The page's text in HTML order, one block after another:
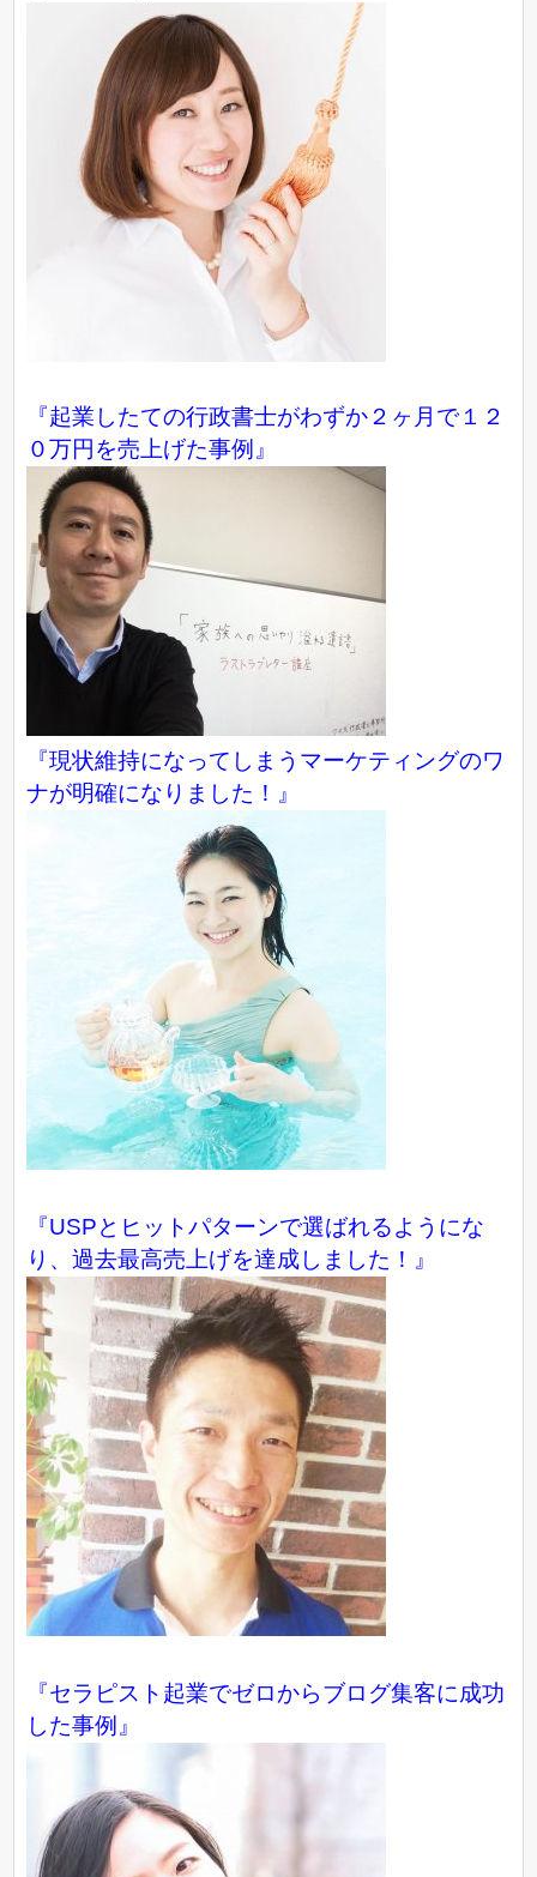
『起業したての行政書士がわずか２ヶ月で１２
０万円を売上げた事例』
『現状維持になってしまうマーケティングのワ
ナが明確になりました！』
『USPとヒットパターンで選ばれるようにな
り、過去最高売上げを達成しました！』
『セラピスト起業でゼロからブログ集客に成功
した事例 』